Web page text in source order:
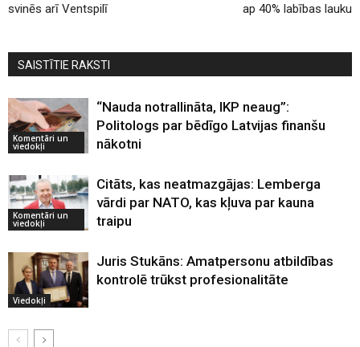
svinēs arī Ventspilī
ap 40% labības lauku
SAISTĪTIE RAKSTI
Komentāri un
viedokļi
“Nauda notrallināta, IKP neaug”:
Politologs par bēdīgo Latvijas finanšu
nākotni
Komentāri un
viedokļi
Citāts, kas neatmazgājas: Lemberga
vārdi par NATO, kas kļuva par kauna
traipu
Viedokļi
Juris Stukāns: Amatpersonu atbildības
kontrolē trūkst profesionalitāte